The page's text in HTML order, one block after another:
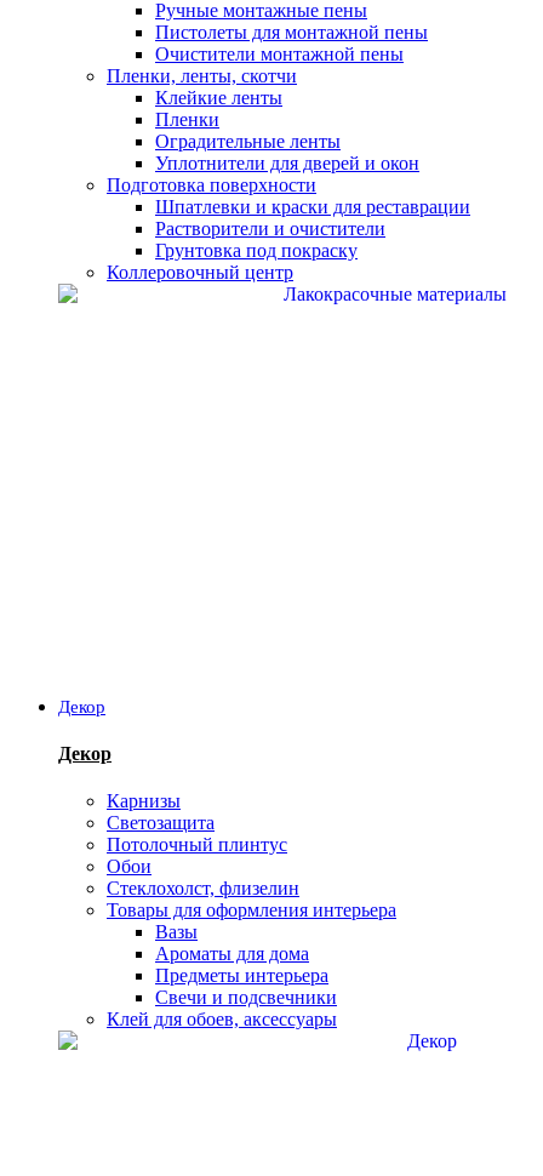
Ручные монтажные пены
Пистолеты для монтажной пены
Очистители монтажной пены
Пленки, ленты, скотчи
Клейкие ленты
Пленки
Оградительные ленты
Уплотнители для дверей и окон
Подготовка поверхности
Шпатлевки и краски для реставрации
Растворители и очистители
Грунтовка под покраску
Коллеровочный центр
Декор
Декор
Карнизы
Светозащита
Потолочный плинтус
Обои
Стеклохолст, флизелин
Товары для оформления интерьера
Вазы
Ароматы для дома
Предметы интерьера
Свечи и подсвечники
Клей для обоев, аксессуары